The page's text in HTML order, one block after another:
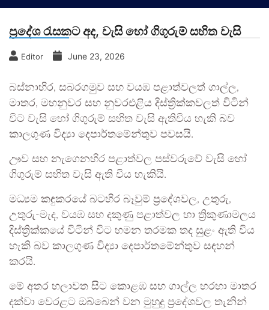
ප්‍රදේශ රැසකට අද, වැසි හෝ ගිගුරුම් සහිත වැසි
Editor June 23, 2026
බස්නාහිර, සබරගමුව සහ වයඹ පළාත්වලත් ගාල්ල,
මාතර, මහනුවර සහ නුවරඑළිය දිස්ත්‍රික්කවලත් විටින්
විට වැසි හෝ ගිගුරුම් සහිත වැසි ඇතිවිය හැකි බව
කාලගුණ විද්‍යා දෙපාර්තමේන්තුව පවසයි.
ඌව සහ නැගෙනහිර පළාත්වල පස්වරුවේ වැසි හෝ
ගිගුරුම් සහිත වැසි ඇති විය හැකියි.
මධ්‍යම කඳුකරයේ බටහිර බෑවුම් ප්‍රදේශවල, උතුරු,
උතුරු-මැද, වයඹ සහ දකුණු පළාත්වල හා ත්‍රිකුණාමලය
දිස්ත්‍රික්කයේ විටින් විට හමන තරමක තද සුළං ඇති විය
හැකි බව කාලගුණ විද්‍යා දෙපාර්තමේන්තුව සඳහන්
කරයි.
මේ අතර හලාවත සිට කොළඹ සහ ගාල්ල හරහා මාතර
දක්වා වෙරළට ඔබ්බෙන් වන මුහුදු ප්‍රදේශවල තැනින්